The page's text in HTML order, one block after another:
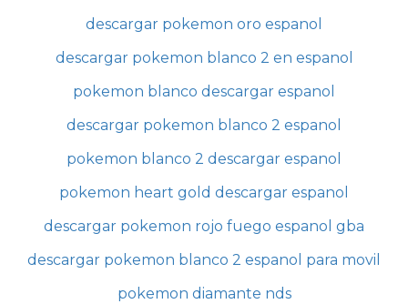
descargar pokemon oro espanol
descargar pokemon blanco 2 en espanol
pokemon blanco descargar espanol
descargar pokemon blanco 2 espanol
pokemon blanco 2 descargar espanol
pokemon heart gold descargar espanol
descargar pokemon rojo fuego espanol gba
descargar pokemon blanco 2 espanol para movil
pokemon diamante nds